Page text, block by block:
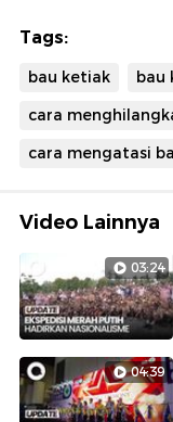
Tags:
bau ketiak
bau
cara
cara mengatasi
Video Lainnya
03:24
04:39